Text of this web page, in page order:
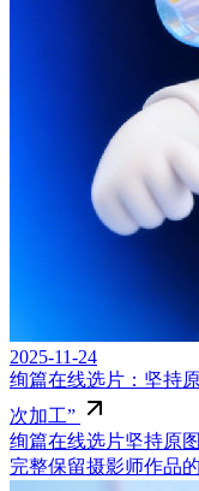
2025-11-24
绚篇在线选片：坚持
次加工”
绚篇在线选片坚持原
完整保留摄影师作品